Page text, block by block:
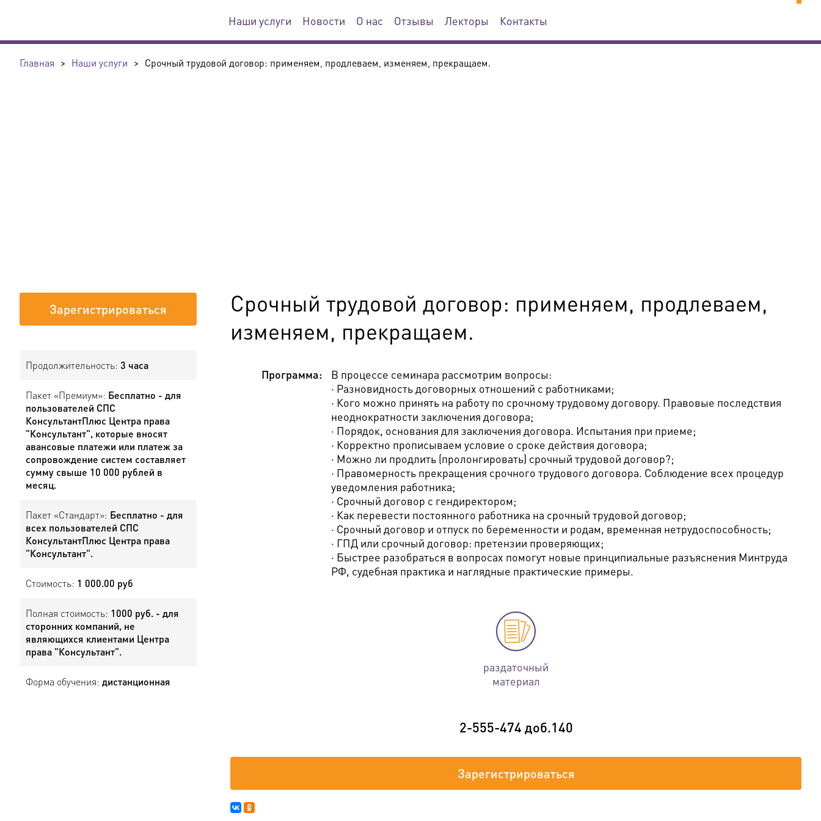
Наши услуги Новости О нас Отзывы Лекторы Контакты
Главная > Наши услуги > Срочный трудовой договор: применяем, продлеваем, изменяем, прекращаем.
Зарегистрироваться
Продолжительность: 3 часа
Пакет «Премиум»: Бесплатно - для
пользователей СПС
КонсультантПлюс Центра права
"Консультант", которые вносят
авансовые платежи или платеж за
сопровождение систем составляет
сумму свыше 10 000 рублей в
месяц.
Пакет «Стандарт»: Бесплатно - для
всех пользователей СПС
КонсультантПлюс Центра права
"Консультант".
Стоимость: 1 000.00 руб
Полная стоимость: 1000 руб. - для
сторонних компаний, не
являющихся клиентами Центра
права "Консультант".
Форма обучения: дистанционная
Срочный трудовой договор: применяем, продлеваем,
изменяем, прекращаем.
Программа:
В процессе семинара рассмотрим вопросы:
· Разновидность договорных отношений с работниками;
· Кого можно принять на работу по срочному трудовому договору. Правовые последствия
неоднократности заключения договора;
· Порядок, основания для заключения договора. Испытания при приеме;
· Корректно прописываем условие о сроке действия договора;
· Можно ли продлить (пролонгировать) срочный трудовой договор?;
· Правомерность прекращения срочного трудового договора. Соблюдение всех процедур
уведомления работника;
· Срочный договор с гендиректором;
· Как перевести постоянного работника на срочный трудовой договор;
· Срочный договор и отпуск по беременности и родам, временная нетрудоспособность;
· ГПД или срочный договор: претензии проверяющих;
· Быстрее разобраться в вопросах помогут новые принципиальные разъяснения Минтруда
РФ, судебная практика и наглядные практические примеры.
раздаточный
материал
2-555-474 доб.140
Зарегистрироваться